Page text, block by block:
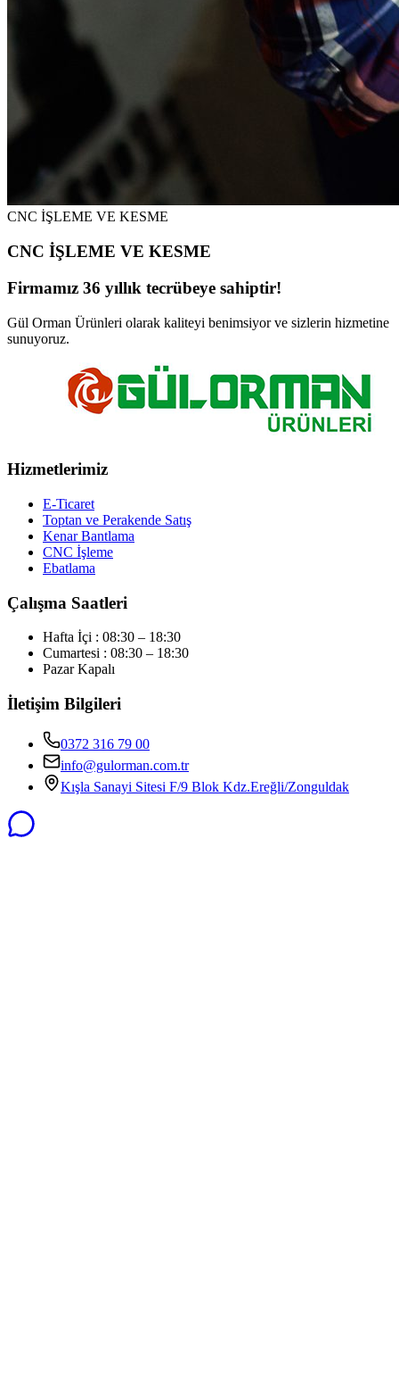
CNC İŞLEME VE KESME
CNC İŞLEME VE KESME
Firmamız 36 yıllık tecrübeye sahiptir!
Gül Orman Ürünleri olarak kaliteyi benimsiyor ve sizlerin hizmetine
sunuyoruz.
Hizmetlerimiz
E-Ticaret
Toptan ve Perakende Satış
Kenar Bantlama
CNC İşleme
Ebatlama
Çalışma Saatleri
Hafta İçi : 08:30 – 18:30
Cumartesi : 08:30 – 18:30
Pazar Kapalı
İletişim Bilgileri
0372 316 79 00
info@gulorman.com.tr
Kışla Sanayi Sitesi F/9 Blok Kdz.Ereğli/Zonguldak